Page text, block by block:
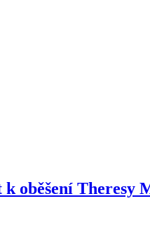
oběšení Theresy